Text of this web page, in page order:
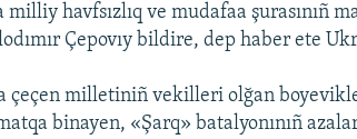
milliy havfsızlıq ve mudafaa şurasınıñ
Çepovıy bildire, dep haber ete
çeçen milletiniñ vekilleri olğan
binayen, «Şarq» batalyonınıñ